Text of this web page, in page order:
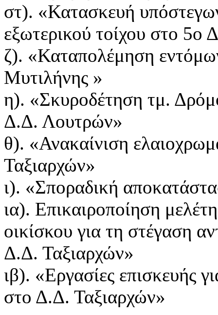
στ). «Κατασκευή
εξωτερικού τοίχου στο 5ο
ζ). «Καταπολέμηση
Μυτιλήνης »
η). «Σκυροδέτηση τμ.
Δ.Δ. Λουτρών»
θ). «Ανακαίνιση
Ταξιαρχών»
ι). «Σποραδική
ια). Επικαιροποίηση
οικίσκου για τη στέγαση
Δ.Δ. Ταξιαρχών»
ιβ). «Εργασίες επισκευής
στο Δ.Δ. Ταξιαρχών»